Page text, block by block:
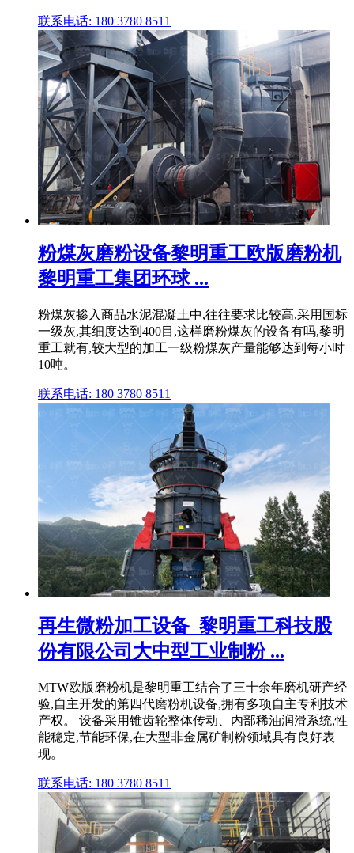
联系电话: 180 3780 8511
粉煤灰磨粉设备黎明重工欧版磨粉机
黎明重工集团环球 ...
粉煤灰掺入商品水泥混凝土中,往往要求比较高,采用国标
一级灰,其细度达到400目,这样磨粉煤灰的设备有吗,黎明
重工就有,较大型的加工一级粉煤灰产量能够达到每小时
10吨。
联系电话: 180 3780 8511
再生微粉加工设备_黎明重工科技股
份有限公司大中型工业制粉 ...
MTW欧版磨粉机是黎明重工结合了三十余年磨机研产经
验,自主开发的第四代磨粉机设备,拥有多项自主专利技术
产权。 设备采用锥齿轮整体传动、内部稀油润滑系统,性
能稳定,节能环保,在大型非金属矿制粉领域具有良好表
现。
联系电话: 180 3780 8511